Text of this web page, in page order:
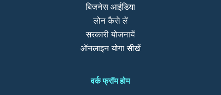
बिजनेस आईडिया
लोन कैसे लें
सरकारी योजनायें
ऑनलाइन योगा सीखें
वर्क फ्रॉम होम